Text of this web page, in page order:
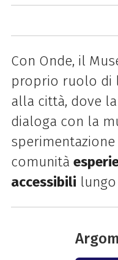
Con Onde, il
proprio ruolo di
alla città, dove
dialoga con la
comunità
accessibili